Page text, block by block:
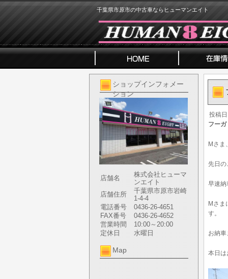
千葉県市原市の中古車ならヒューマンエイト
ショップインフォメー
ション
店舗名
株式会社ヒューマ
ンエイト
店舗住所
千葉県市原市岩崎
1-4-4
電話番号
0436-26-4651
FAX番号
0436-26-4652
営業時間
10:00～20:00
定休日
水曜日
Map
投稿日
フー
Mさま
先日の
早速納
Mさま
す。
お納車
本日は